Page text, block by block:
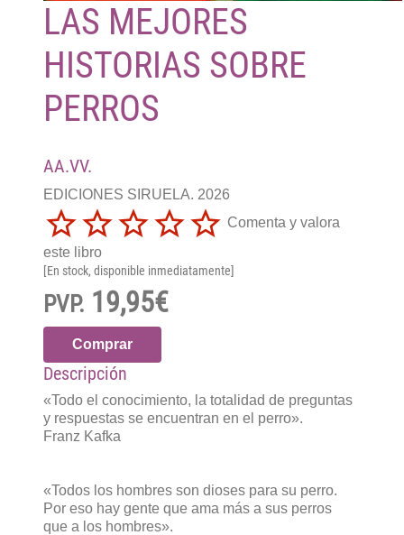
LAS MEJORES
HISTORIAS SOBRE
PERROS
AA.VV.
EDICIONES SIRUELA. 2026
Comenta y valora
este libro
[En stock, disponible inmediatamente]
PVP. 19,95€
Comprar
Descripción
«Todo el conocimiento, la totalidad de preguntas
y respuestas se encuentran en el perro».
Franz Kafka
«Todos los hombres son dioses para su perro.
Por eso hay gente que ama más a sus perros
que a los hombres».